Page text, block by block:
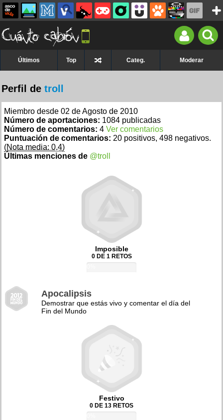
Últimos Top Categ. Moderar
Perfil de troll
Miembro desde 02 de Agosto de 2010
Número de aportaciones: 1084 publicadas
Número de comentarios: 4 Ver comentarios
Puntuación de comentarios: 20 positivos, 498 negativos.
(Nota media: 0,4)
Últimas menciones de @troll
Imposible
0 DE 1 RETOS
Apocalipsis
Demostrar que estás vivo y comentar el día del
Fin del Mundo
Festivo
0 DE 13 RETOS